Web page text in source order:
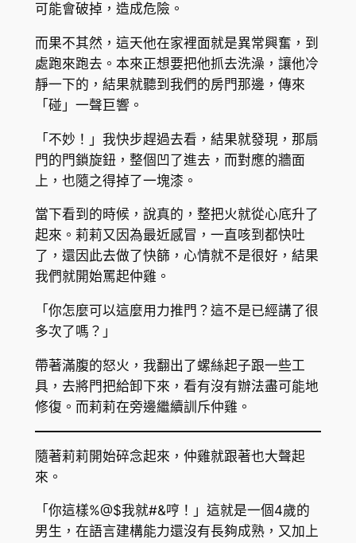
可能會破掉，造成危險。
而果不其然，這天他在家裡面就是異常興奮，到
處跑來跑去。本來正想要把他抓去洗澡，讓他冷
靜一下的，結果就聽到我們的房門那邊，傳來
「碰」一聲巨響。
「不妙！」我快步趕過去看，結果就發現，那扇
門的門鎖旋鈕，整個凹了進去，而對應的牆面
上，也隨之得掉了一塊漆。
當下看到的時候，說真的，整把火就從心底升了
起來。莉莉又因為最近感冒，一直咳到都快吐
了，還因此去做了快篩，心情就不是很好，結果
我們就開始罵起仲雞。
「你怎麼可以這麼用力推門？這不是已經講了很
多次了嗎？」
帶著滿腹的怒火，我翻出了螺絲起子跟一些工
具，去將門把給卸下來，看有沒有辦法盡可能地
修復。而莉莉在旁邊繼續訓斥仲雞。
隨著莉莉開始碎念起來，仲雞就跟著也大聲起
來。
「你這樣%@$我就#&哼！」這就是一個4歲的
男生，在語言建構能力還沒有長夠成熟，又加上